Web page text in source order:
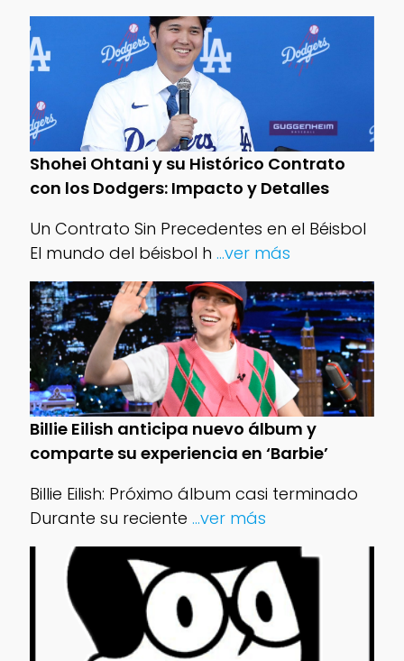
Shohei Ohtani y su Histórico Contrato
con los Dodgers: Impacto y Detalles
Un Contrato Sin Precedentes en el Béisbol
El mundo del béisbol h ...ver más
Billie Eilish anticipa nuevo álbum y
comparte su experiencia en ‘Barbie’
Billie Eilish: Próximo álbum casi terminado
Durante su reciente ...ver más